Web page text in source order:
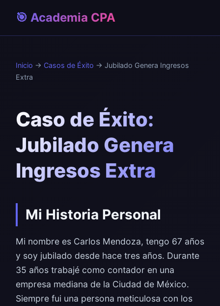
🎯 Academia CPA
Inicio → Casos de Éxito → Jubilado Genera Ingresos
Extra
Caso de Éxito:
Jubilado Genera
Ingresos Extra
Mi Historia Personal
Mi nombre es Carlos Mendoza, tengo 67 años
y soy jubilado desde hace tres años. Durante
35 años trabajé como contador en una
empresa mediana de la Ciudad de México.
Siempre fui una persona meticulosa con los